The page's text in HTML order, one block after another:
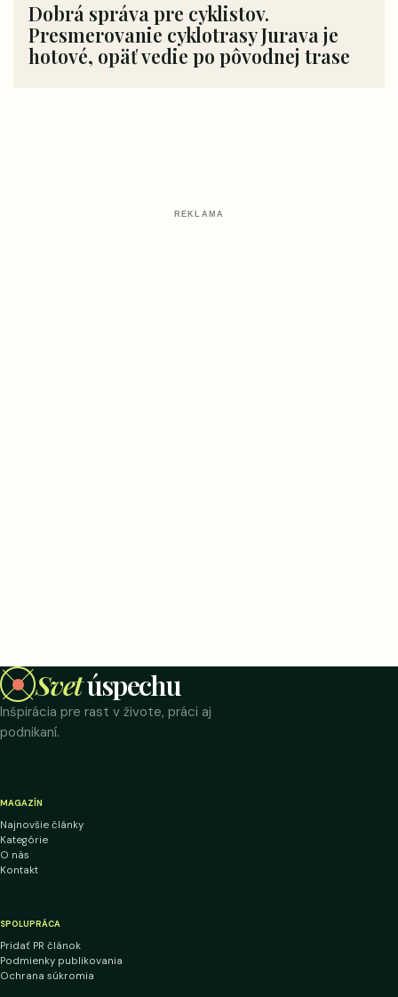
Dobrá správa pre cyklistov.
Presmerovanie cyklotrasy Jurava je
hotové, opäť vedie po pôvodnej trase
REKLAMA
Svetúspechu
Inšpirácia pre rast v živote, práci aj
podnikaní.
MAGAZÍN
Najnovšie články
Kategórie
O nás
Kontakt
SPOLUPRÁCA
Pridať PR článok
Podmienky publikovania
Ochrana súkromia